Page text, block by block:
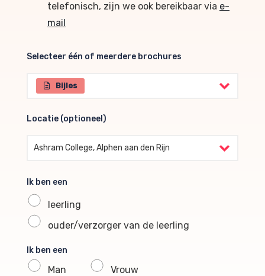
telefonisch, zijn we ook bereikbaar via e-
mail
Selecteer één of meerdere brochures
Selecteer één of meerdere brochures
Bijles
Locatie (optioneel)
Locatie (optioneel)
Ashram College, Alphen aan den Rijn
Ik ben een
leerling
ouder/verzorger van de leerling
Ik ben een
Man Vrouw